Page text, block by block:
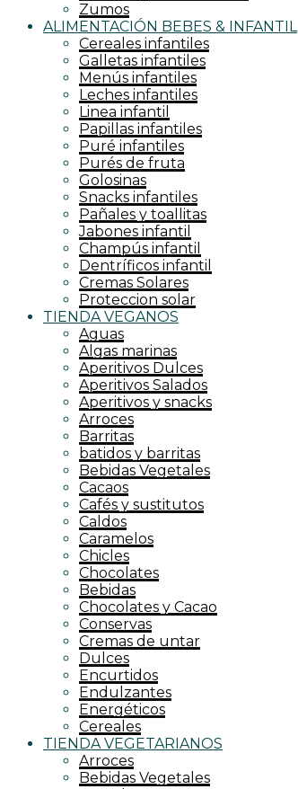
Zumos
ALIMENTACIÓN BEBES & INFANTIL
Cereales infantiles
Galletas infantiles
Menús infantiles
Leches infantiles
Linea infantil
Papillas infantiles
Puré infantiles
Purés de fruta
Golosinas
Snacks infantiles
Pañales y toallitas
Jabones infantil
Champús infantil
Dentríficos infantil
Cremas Solares
Proteccion solar
TIENDA VEGANOS
Aguas
Algas marinas
Aperitivos Dulces
Aperitivos Salados
Aperitivos y snacks
Arroces
Barritas
batidos y barritas
Bebidas Vegetales
Cacaos
Cafés y sustitutos
Caldos
Caramelos
Chicles
Chocolates
Bebidas
Chocolates y Cacao
Conservas
Cremas de untar
Dulces
Encurtidos
Endulzantes
Energéticos
Cereales
TIENDA VEGETARIANOS
Arroces
Bebidas Vegetales